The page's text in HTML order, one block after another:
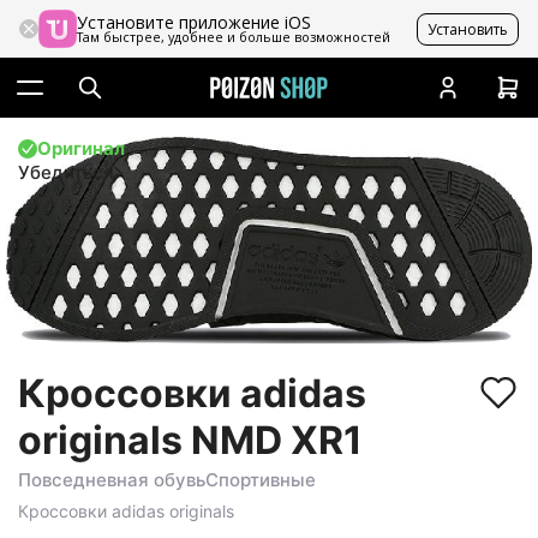
Установите приложение iOS
Там быстрее, удобнее и больше возможностей Установить
Оригинал
Убедиться
Кроссовки adidas
originals NMD XR1
Повседневная обувьСпортивные
Кроссовки adidas originals